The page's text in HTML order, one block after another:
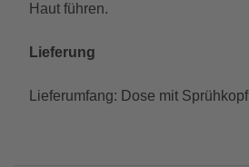
Haut führen.
Lieferung
Lieferumfang: Dose mit Sprühkopf